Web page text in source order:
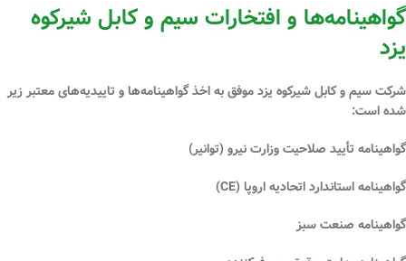
گواهینامه‌ها و افتخارات سیم و کابل شیرکوه
یزد
شرکت سیم و کابل شیرکوه یزد موفق به اخذ گواهینامه‌ها و تاییدیه‌های معتبر زیر
شده است:
گواهینامه تأیید صلاحیت وزارت نیرو (توانیر)
گواهینامهاستاندارد اتحادیه اروپا (CE)
گواهینامه صنعت سبز